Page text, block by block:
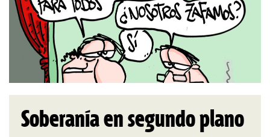
Soberanía en segundo plano